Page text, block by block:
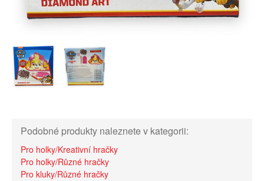
Podobné produkty naleznete v kategorii:
Pro holky/Kreativní hračky
Pro holky/Různé hračky
Pro kluky/Různé hračky